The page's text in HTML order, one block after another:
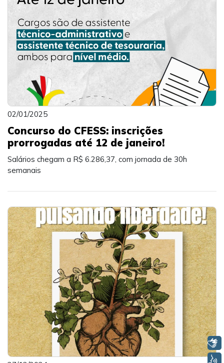
02/01/2025
Concurso do CFESS: inscrições
prorrogadas até 12 de janeiro!
Salários chegam a R$ 6.286,37, com jornada de 30h
semanais
Libras
Voz